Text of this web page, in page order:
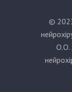
©
О.О.